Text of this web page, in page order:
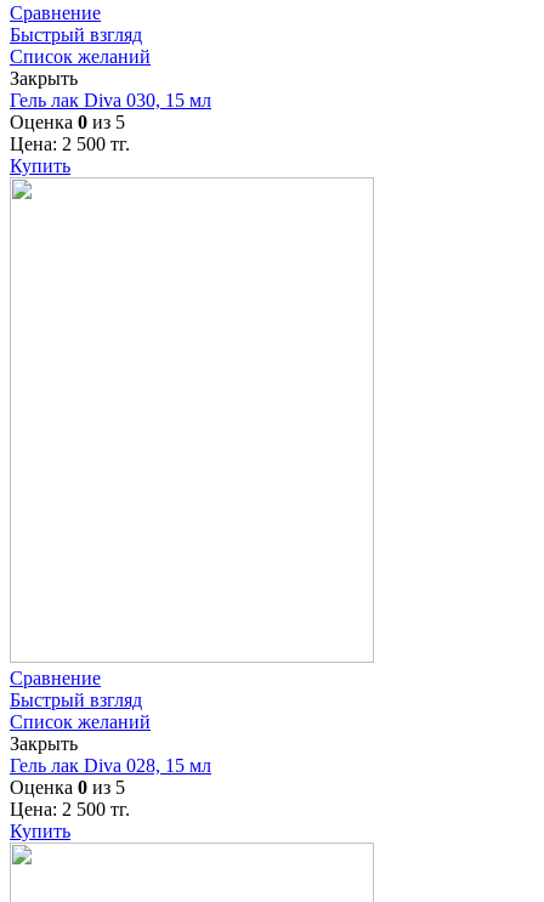
Сравнение
Быстрый взгляд
Список желаний
Закрыть
Гель лак Diva 030, 15 мл
Оценка 0 из 5
Цена: 2 500 тг.
Купить
Сравнение
Быстрый взгляд
Список желаний
Закрыть
Гель лак Diva 028, 15 мл
Оценка 0 из 5
Цена: 2 500 тг.
Купить